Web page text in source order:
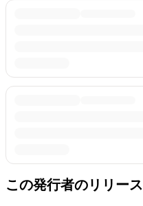
この発行者のリリース